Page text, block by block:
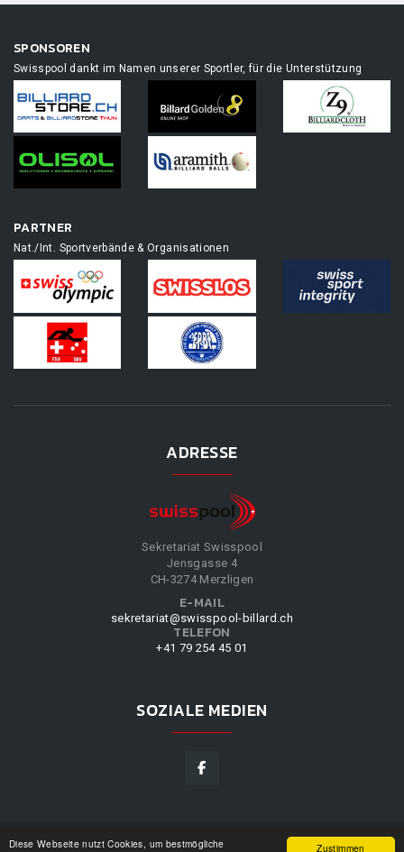
Zustimmen
Diese Webseite nutzt Cookies, um bestmögliche
SPONSOREN
Swisspool dankt im Namen unserer Sportler, für die Unterstützung
PARTNER
Nat./Int. Sportverbände & Organisationen
ADRESSE
Sekretariat Swisspool
Jensgasse 4
CH-3274 Merzligen
E-MAIL
sekretariat@swisspool-billard.ch
TELEFON
+41 79 254 45 01
SOZIALE MEDIEN
SWISSPOOL©2026|DESIGN BY UNSERE